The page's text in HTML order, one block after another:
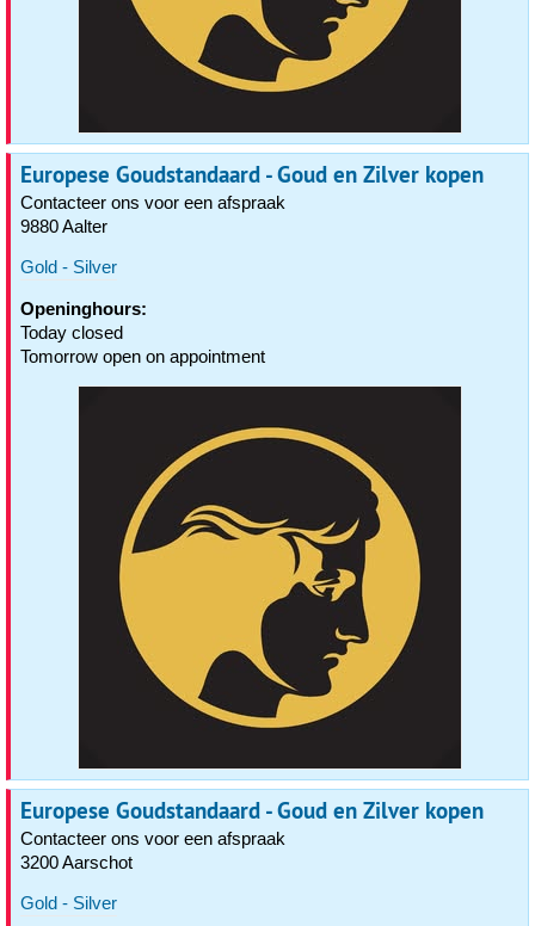
Europese Goudstandaard - Goud en Zilver kopen
Contacteer ons voor een afspraak
9880 Aalter
Gold - Silver
Openinghours:
Today closed
Tomorrow open on appointment
Europese Goudstandaard - Goud en Zilver kopen
Contacteer ons voor een afspraak
3200 Aarschot
Gold - Silver